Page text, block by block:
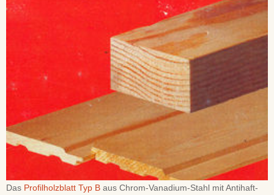
Das Profilholzblatt Typ B aus Chrom-Vanadium-Stahl mit Antihaft-